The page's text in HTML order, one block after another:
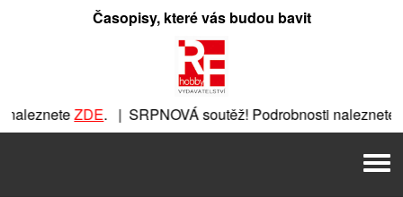
Časopisy, které vás budou bavit
ZDE. | SRPNOVÁ soutěž! Podrobnosti nalezneteZDE. |
. | SRPNOVÁ